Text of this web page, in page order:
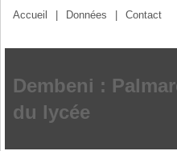
Accueil Données Contact
Dembeni :
du lycée